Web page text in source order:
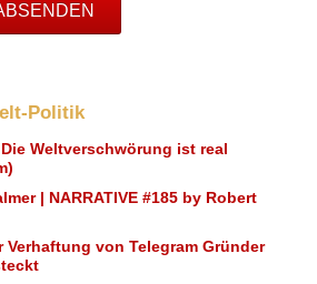
Politik
Weltverschwörung ist real
| NARRATIVE #185 by Robert
Verhaftung von Telegram Gründer